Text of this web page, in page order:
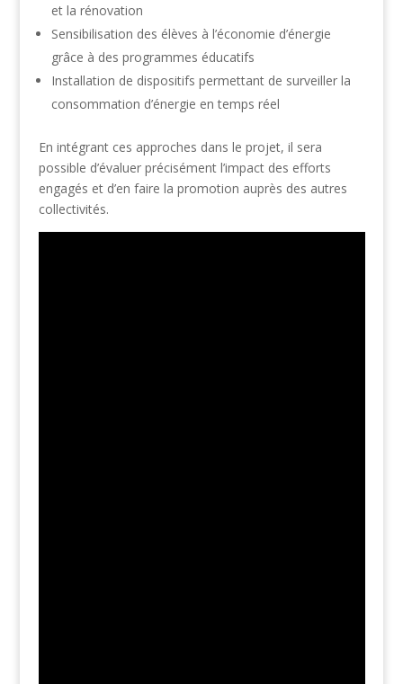
et la rénovation
Sensibilisation des élèves à l’économie d’énergie
grâce à des programmes éducatifs
Installation de dispositifs permettant de surveiller la
consommation d’énergie en temps réel
En intégrant ces approches dans le projet, il sera
possible d’évaluer précisément l’impact des efforts
engagés et d’en faire la promotion auprès des autres
collectivités.